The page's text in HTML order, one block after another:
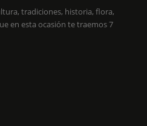
tradiciones, historia, flora,
en esta ocasión te traemos 7